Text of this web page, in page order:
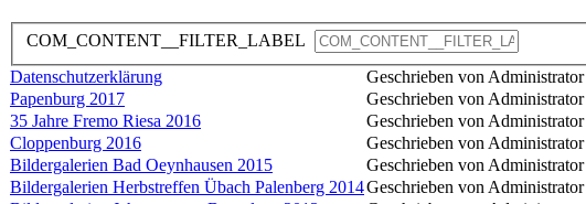
COM_CONTENT__FILTER_LABEL
Datenschutzerklärung
Geschrieben von Administrator
Papenburg 2017
Geschrieben von Administrator
35 Jahre Fremo Riesa 2016
Geschrieben von Administrator
Cloppenburg 2016
Geschrieben von Administrator
Bildergalerien Bad Oeynhausen 2015
Geschrieben von Administrator
Bildergalerien Herbstreffen Übach Palenberg 2014Geschrieben von Administrator